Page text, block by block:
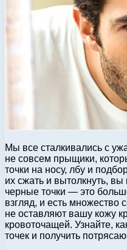
Мы все сталкивались с
не совсем прыщики,
точки на носу, лбу и
их сжать и вытолкнуть,
черные точки — это
взгляд, и есть множество
не оставляют вашу кожу
кровоточащей. Узнайте,
точек и получить